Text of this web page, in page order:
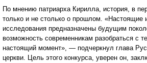
По мнению патриарха Кирилла, история, в
только и не столько о прошлом. «Настоящие
исследования предназначены будущим
возможность современникам разобраться с
настоящий момент», — подчеркнул глава
церкви. Цель этого конкурса, уверен он,